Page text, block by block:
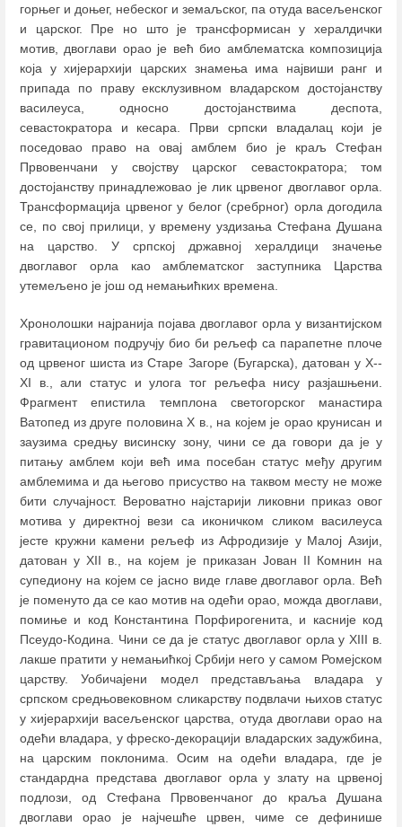
горњег и доњег, небеског и земаљског, па отуда васељенског
и царског. Пре но што је трансформисан у хералдички
мотив, двоглави орао је већ био амблематска композиција
која у хијерархији царских знамења има највиши ранг и
припада по праву ексклузивном владарском достојанству
василеуса, односно достојанствима деспота,
севастократора и кесара. Први српски владалац који је
поседовао право на овај амблем био је краљ Стефан
Првовенчани у својству царског севастократора; том
достојанству принадлежовао је лик црвеног двоглавог орла.
Трансформација црвеног у белог (сребрног) орла догодила
се, по свој прилици, у времену уздизања Стефана Душана
на царство. У српској државној хералдици значење
двоглавог орла као амблематског заступника Царства
утемељено је још од немањићких времена.
Хронолошки најранија појава двоглавог орла у византијском
гравитационом подручју био би рељеф са парапетне плоче
од црвеног шиста из Старе Загоре (Бугарска), датован у X--
XI в., али статус и улога тог рељефа нису разјашњени.
Фрагмент епистила темплона светогорског манастира
Ватопед из друге половина X в., на којем је орао крунисан и
заузима средњу висинску зону, чини се да говори да је у
питању амблем који већ има посебан статус међу другим
амблемима и да његово присуство на таквом месту не може
бити случајност. Вероватно најстарији ликовни приказ овог
мотива у директној вези са иконичком сликом василеуса
јесте кружни камени рељеф из Афродизије у Малој Азији,
датован у XII в., на којем је приказан Јован II Комнин на
супедиону на којем се јасно виде главе двоглавог орла. Већ
је поменуто да се као мотив на одећи орао, можда двоглави,
помиње и код Константина Порфирогенита, и касније код
Псеудо-Кодина. Чини се да је статус двоглавог орла у XIII в.
лакше пратити у немањићкој Србији него у самом Ромејском
царству. Уобичајени модел представљања владара у
српском средњовековном сликарству подвлачи њихов статус
у хијерархији васељенског царства, отуда двоглави орао на
одећи владара, у фреско-декорацији владарских задужбина,
на царским поклонима. Осим на одећи владара, где је
стандардна представа двоглавог орла у злату на црвеној
подлози, од Стефана Првовенчаног до краља Душана
двоглави орао је најчешће црвен, чиме се дефинише